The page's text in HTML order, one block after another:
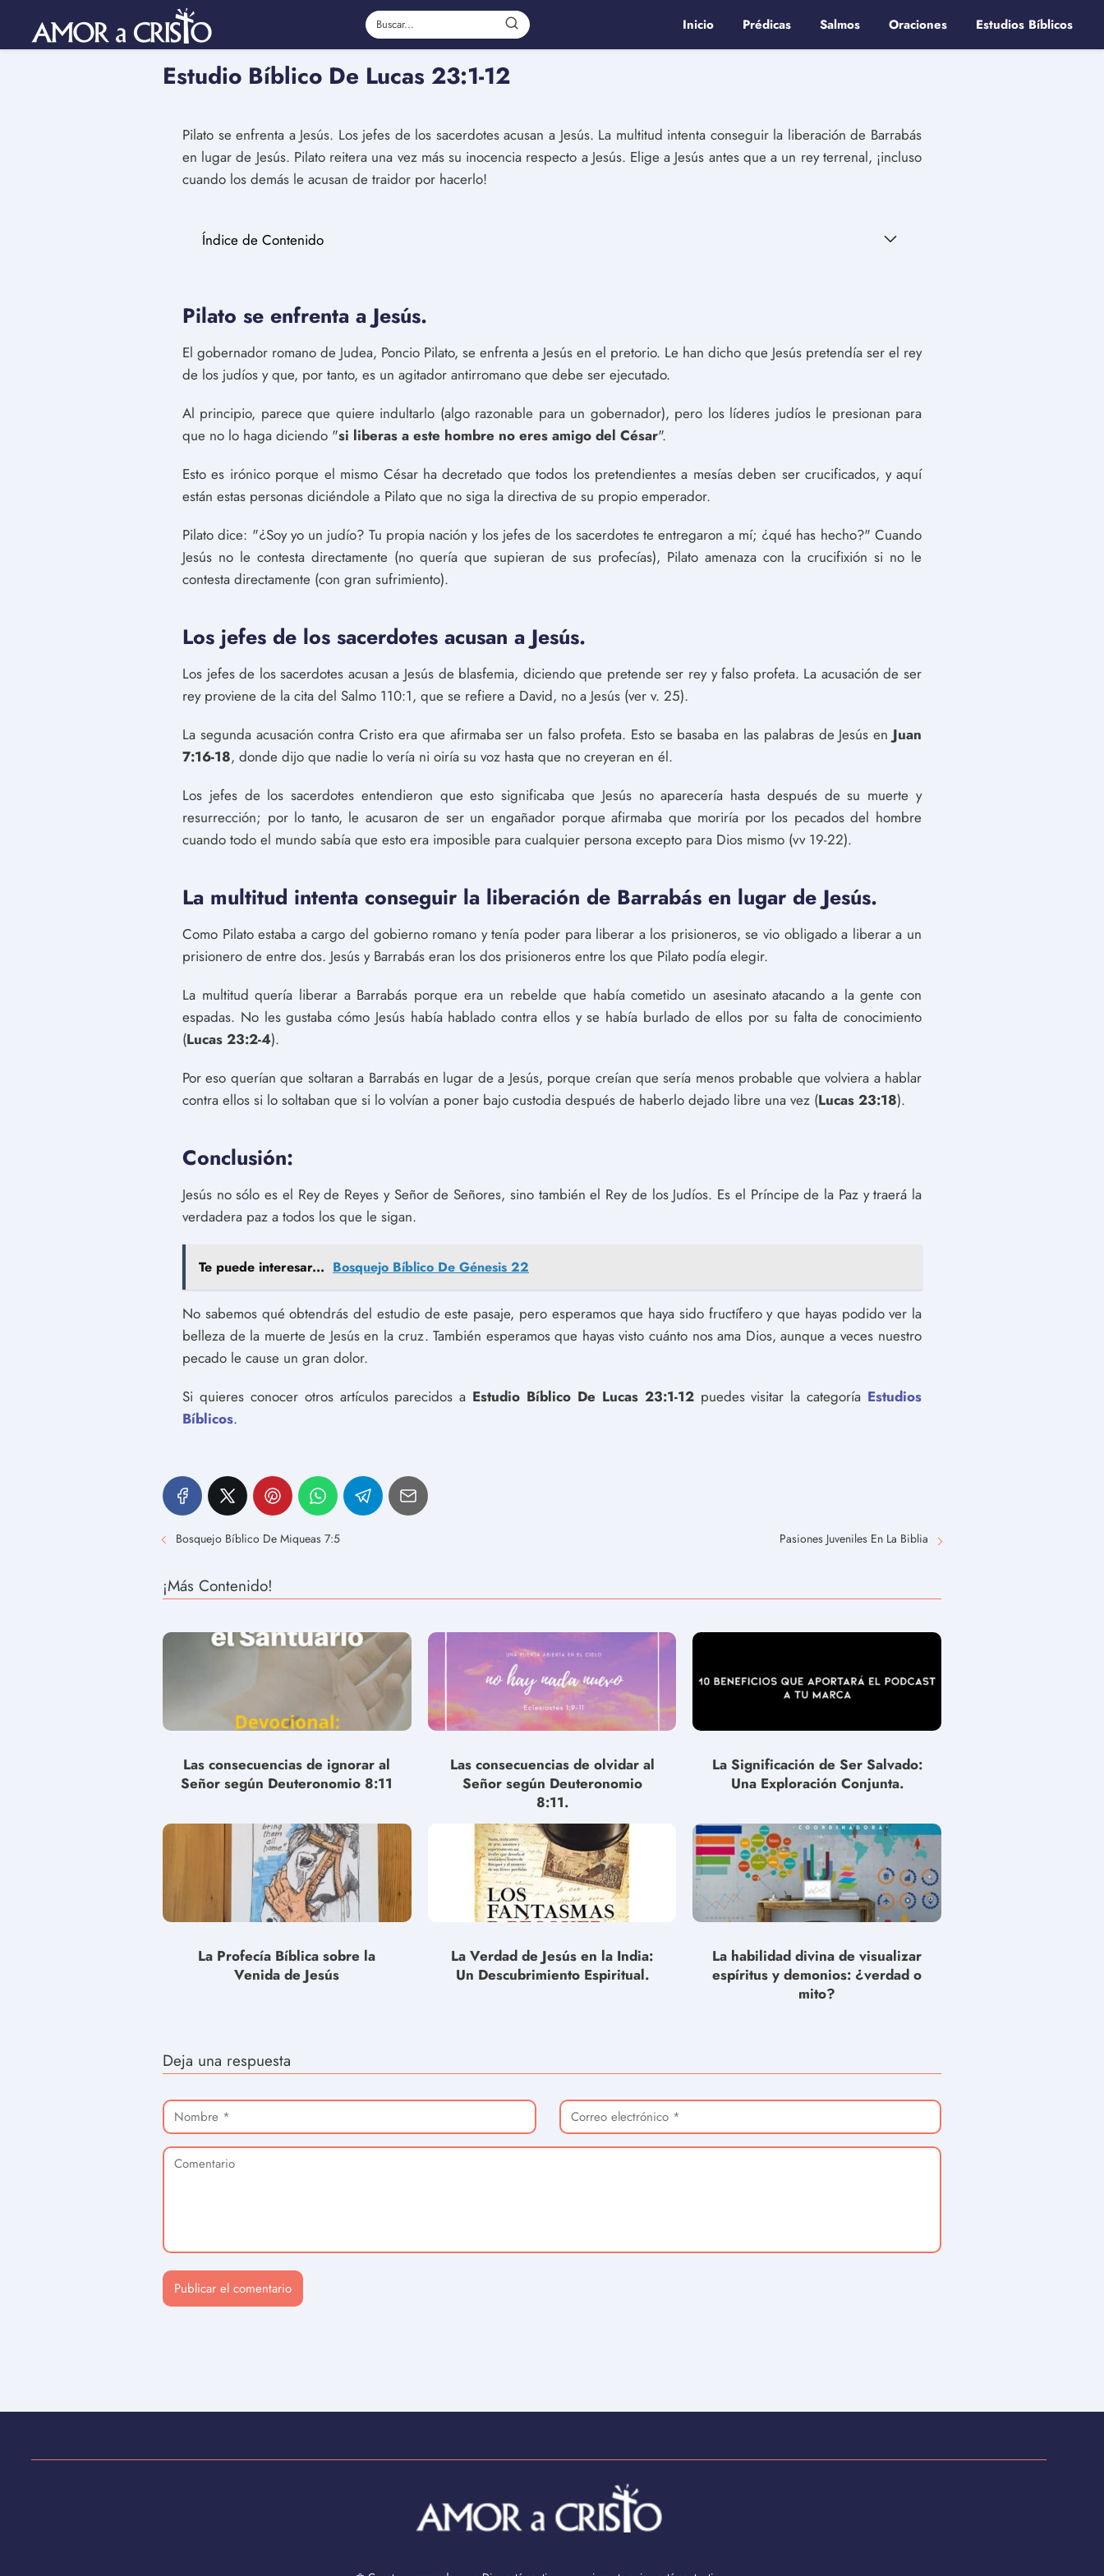
Inicio Prédicas Salmos Oraciones Estudios Bíblicos
Estudio Bíblico De Lucas 23:1-12
Pilato se enfrenta a Jesús. Los jefes de los sacerdotes acusan a Jesús. La multitud intenta conseguir la liberación de Barrabás
en lugar de Jesús. Pilato reitera una vez más su inocencia respecto a Jesús. Elige a Jesús antes que a un rey terrenal, ¡incluso
cuando los demás le acusan de traidor por hacerlo!
Índice de Contenido
Pilato se enfrenta a Jesús.
El gobernador romano de Judea, Poncio Pilato, se enfrenta a Jesús en el pretorio. Le han dicho que Jesús pretendía ser el rey
de los judíos y que, por tanto, es un agitador antirromano que debe ser ejecutado.
Al principio, parece que quiere indultarlo (algo razonable para un gobernador), pero los líderes judíos le presionan para
que no lo haga diciendo "si liberas a este hombre no eres amigo del César".
Esto es irónico porque el mismo César ha decretado que todos los pretendientes a mesías deben ser crucificados, y aquí
están estas personas diciéndole a Pilato que no siga la directiva de su propio emperador.
Pilato dice: "¿Soy yo un judío? Tu propia nación y los jefes de los sacerdotes te entregaron a mí; ¿qué has hecho?" Cuando
Jesús no le contesta directamente (no quería que supieran de sus profecías), Pilato amenaza con la crucifixión si no le
contesta directamente (con gran sufrimiento).
Los jefes de los sacerdotes acusan a Jesús.
Los jefes de los sacerdotes acusan a Jesús de blasfemia, diciendo que pretende ser rey y falso profeta. La acusación de ser
rey proviene de la cita del Salmo 110:1, que se refiere a David, no a Jesús (ver v. 25).
La segunda acusación contra Cristo era que afirmaba ser un falso profeta. Esto se basaba en las palabras de Jesús en Juan
7:16-18, donde dijo que nadie lo vería ni oiría su voz hasta que no creyeran en él.
Los jefes de los sacerdotes entendieron que esto significaba que Jesús no aparecería hasta después de su muerte y
resurrección; por lo tanto, le acusaron de ser un engañador porque afirmaba que moriría por los pecados del hombre
cuando todo el mundo sabía que esto era imposible para cualquier persona excepto para Dios mismo (vv 19-22).
La multitud intenta conseguir la liberación de Barrabás en lugar de Jesús.
Como Pilato estaba a cargo del gobierno romano y tenía poder para liberar a los prisioneros, se vio obligado a liberar a un
prisionero de entre dos. Jesús y Barrabás eran los dos prisioneros entre los que Pilato podía elegir.
La multitud quería liberar a Barrabás porque era un rebelde que había cometido un asesinato atacando a la gente con
espadas. No les gustaba cómo Jesús había hablado contra ellos y se había burlado de ellos por su falta de conocimiento
(Lucas 23:2-4).
Por eso querían que soltaran a Barrabás en lugar de a Jesús, porque creían que sería menos probable que volviera a hablar
contra ellos si lo soltaban que si lo volvían a poner bajo custodia después de haberlo dejado libre una vez (Lucas 23:18).
Conclusión:
Jesús no sólo es el Rey de Reyes y Señor de Señores, sino también el Rey de los Judíos. Es el Príncipe de la Paz y traerá la
verdadera paz a todos los que le sigan.
Te puede interesar... Bosquejo Bíblico De Génesis 22
No sabemos qué obtendrás del estudio de este pasaje, pero esperamos que haya sido fructífero y que hayas podido ver la
belleza de la muerte de Jesús en la cruz. También esperamos que hayas visto cuánto nos ama Dios, aunque a veces nuestro
pecado le cause un gran dolor.
Si quieres conocer otros artículos parecidos a Estudio Bíblico De Lucas 23:1-12puedes visitar la categoría Estudios
Bíblicos.
Bosquejo Bíblico De Miqueas 7:5 Pasiones Juveniles En La Biblia
¡Más Contenido!
Las consecuencias de ignorar al
Señor según Deuteronomio 8:11
Las consecuencias de olvidar al
Señor según Deuteronomio
8:11.
La Significación de Ser Salvado:
Una Exploración Conjunta.
La Profecía Bíblica sobre la
Venida de Jesús
La Verdad de Jesús en la India:
Un Descubrimiento Espiritual.
La habilidad divina de visualizar
espíritus y demonios: ¿verdad o
mito?
Deja una respuesta